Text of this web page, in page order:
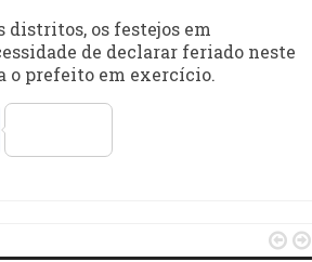
distritos, os festejos em
de declarar feriado neste
o prefeito em exercício.
Compartilhar
 